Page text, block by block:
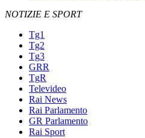
NOTIZIE E SPORT
Tg1
Tg2
Tg3
GRR
TgR
Televideo
Rai News
Rai Parlamento
GR Parlamento
Rai Sport